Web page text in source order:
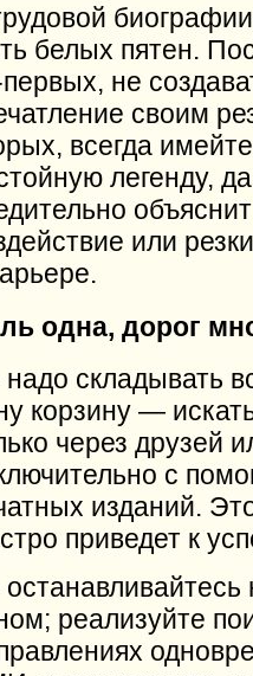
белых пятен.
не
своим
всегда
легенду,
или
одна, дорог
складывать
корзину —
через друзей
с
изданий.
приведет к
реализуйте